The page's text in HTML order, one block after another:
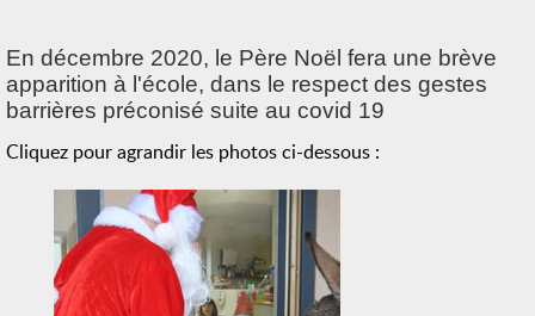
En décembre 2020, le Père Noël fera une brève
apparition à l'école, dans le respect des gestes
barrières préconisé suite au covid 19
Cliquez pour agrandir les photos ci-dessous :